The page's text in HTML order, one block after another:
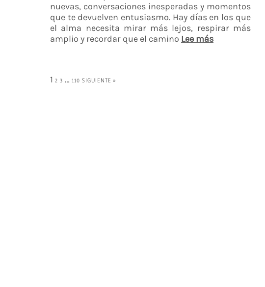
nuevas, conversaciones inesperadas y momentos
que te devuelven entusiasmo. Hay días en los que
el alma necesita mirar más lejos, respirar más
amplio y recordar que el camino Lee más
1 2 3 … 110 SIGUIENTE »